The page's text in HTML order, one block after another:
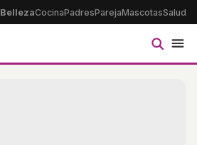
BellezaCocinaPadresParejaMascotasSalud